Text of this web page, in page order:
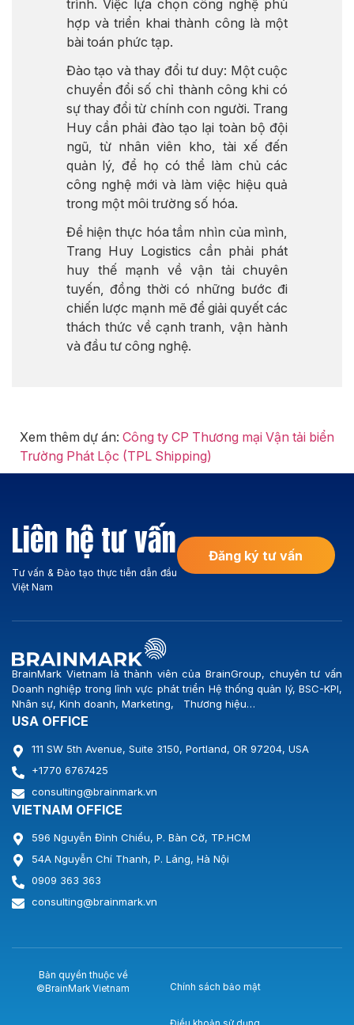
trình. Việc lựa chọn công nghệ phù
hợp và triển khai thành công là một
bài toán phức tạp.
Đào tạo và thay đổi tư duy: Một cuộc
chuyển đổi số chỉ thành công khi có
sự thay đổi từ chính con người. Trang
Huy cần phải đào tạo lại toàn bộ đội
ngũ, từ nhân viên kho, tài xế đến
quản lý, để họ có thể làm chủ các
công nghệ mới và làm việc hiệu quả
trong một môi trường số hóa.
Để hiện thực hóa tầm nhìn của mình,
Trang Huy Logistics cần phải phát
huy thế mạnh về vận tải chuyên
tuyến, đồng thời có những bước đi
chiến lược mạnh mẽ để giải quyết các
thách thức về cạnh tranh, vận hành
và đầu tư công nghệ.
Xem thêm dự án: Công ty CP Thương mại Vận tải biển
Trường Phát Lộc (TPL Shipping)
Liên hệ tư vấn
Tư vấn & Đào tạo thực tiễn dẫn đầu
Việt Nam
Đăng ký tư vấn
BrainMark Vietnam là thành viên của BrainGroup, chuyên tư vấn
Doanh nghiệp trong lĩnh vực phát triển Hệ thống quản lý, BSC-KPI,
Nhân sự, Kinh doanh, Marketing, Thương hiệu…
USA OFFICE
111 SW 5th Avenue, Suite 3150, Portland, OR 97204, USA
+1770 6767425
consulting@brainmark.vn
VIETNAM OFFICE
596 Nguyễn Đình Chiểu, P. Bàn Cờ, TP.HCM
54A Nguyễn Chí Thanh, P. Láng, Hà Nội
0909 363 363
consulting@brainmark.vn
Bản quyền thuộc về
©BrainMark Vietnam
Chính sách bảo mật